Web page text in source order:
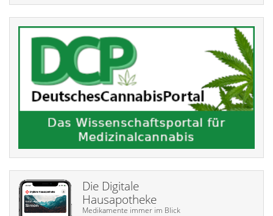
Die Digitale
Hausapotheke
Medikamente immer im Blick